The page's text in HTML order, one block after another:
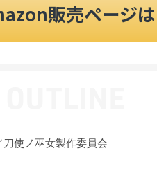
販売ページ
使ノ巫女製作委員会